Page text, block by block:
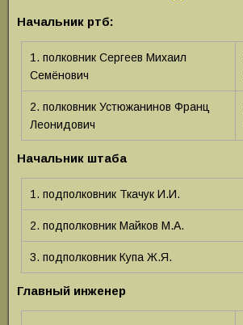
Начальник ртб:
1. полковник Сергеев Михаил
Семёнович
2. полковник Устюжанинов Франц
Леонидович
Начальник штаба
1. подполковник Ткачук И.И.
2. подполковник Майков М.А.
3. подполковник Купа Ж.Я.
Главный инженер